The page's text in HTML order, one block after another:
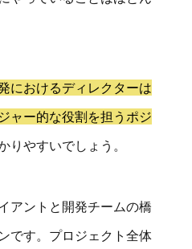
におけるディレクターは
ャー的な役割を担うポジ
りやすいでしょう。
アントと開発チームの橋
です。プロジェクト全体